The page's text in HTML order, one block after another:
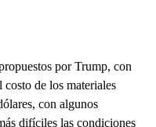
por Trump, con
de los materiales
con algunos
difíciles las condiciones